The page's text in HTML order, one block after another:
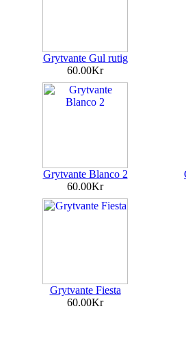
Grytvante Gul rutig
60.00Kr
Grytvante Blanco 2
60.00Kr
Grytvante Fiesta
60.00Kr